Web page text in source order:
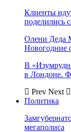
Клиенты
поделились
Олени Деда
Новогодние
В
в Лондоне.
Prev Next
Политика
мегаполиса